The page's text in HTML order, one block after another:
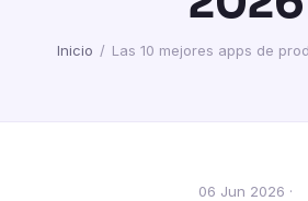
Inicio / Las 10 mejores apps de
06 Jun 2026 ·